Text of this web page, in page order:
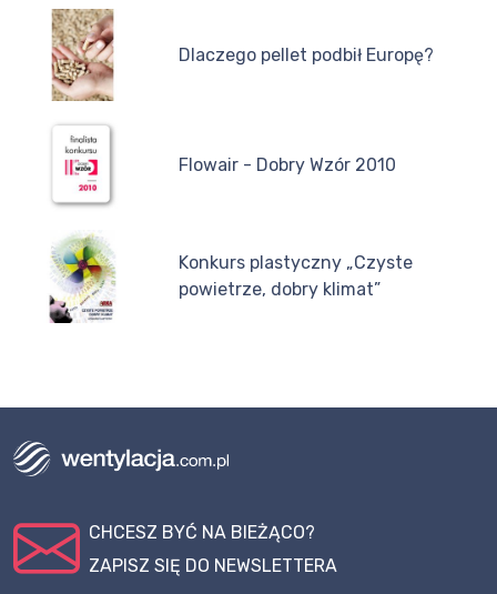
Dlaczego pellet podbił Europę?
Flowair - Dobry Wzór 2010
Konkurs plastyczny „Czyste
powietrze, dobry klimat”
CHCESZ BYĆ NA BIEŻĄCO?
ZAPISZ SIĘ DO NEWSLETTERA